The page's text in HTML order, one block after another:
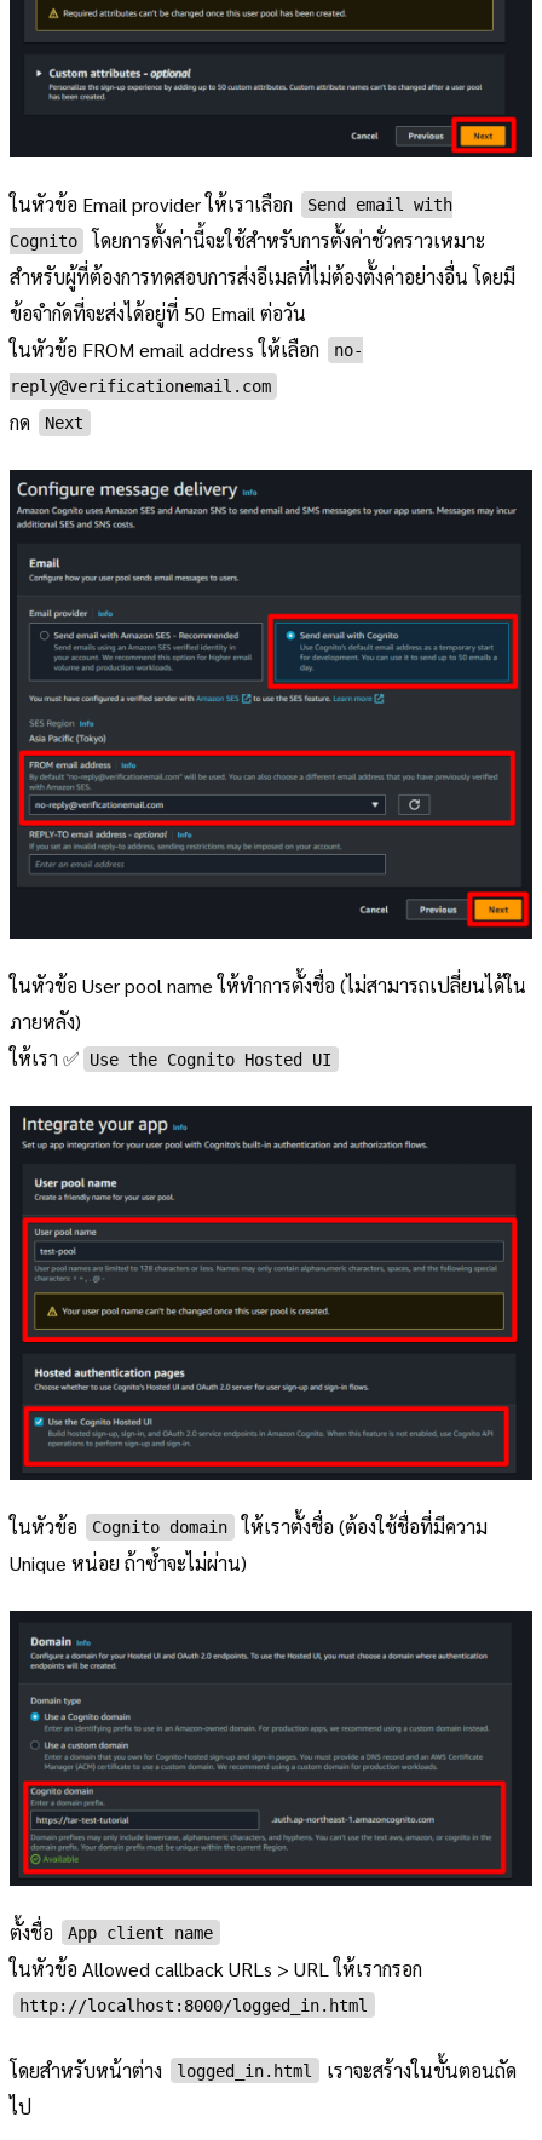
ในหัวข้อ Email provider ให้เราเลือก
Send email with
Cognito
โดยการตั้งค่านี้จะใช้สำหรับการตั้งค่าชั่วคราวเหมาะ
สำหรับผู้ที่ต้องการทดสอบการส่งอีเมลที่ไม่ต้องตั้งค่าอย่างอื่น โดยมี
ข้อจำกัดที่จะส่งได้อยู่ที่ 50 Email ต่อวัน
ในหัวข้อ FROM email address ให้เลือก
no-
reply@verificationemail.com
กด Next
ในหัวข้อ User pool name ให้ทำการตั้งชื่อ (ไม่สามารถเปลี่ยนได้ใน
ภายหลัง)
ให้เรา ✅
Use the Cognito Hosted UI
ในหัวข้อ Cognito domain
ให้เราตั้งชื่อ (ต้องใช้ชื่อที่มีความ
Unique หน่อย ถ้าซ้ำจะไม่ผ่าน)
ตั้งชื่อ App client name
ในหัวข้อ Allowed callback URLs > URL ให้เรากรอก
http://localhost:8000/logged_in.html
โดยสำหรับหน้าต่าง logged_in.html
เราจะสร้างในขั้นตอนถัด
ไป